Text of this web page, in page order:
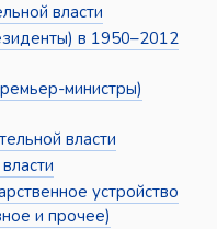
власти
в 1950–2012
министры)
власти
устройство
и прочее)